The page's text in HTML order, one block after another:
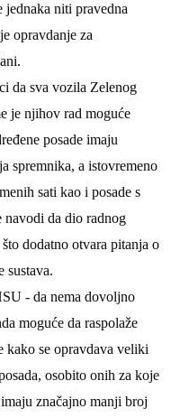
jednaka niti pravedna
opravdanje za
da sva vozila Zelenog
je njihov rad moguće
posade imaju
spremnika, a istovremeno
sati kao i posade s
navodi da dio radnog
dodatno otvara pitanja o
sustava.
- da nema dovoljno
moguće da raspolaže
kako se opravdava veliki
osobito onih za koje
značajno manji broj